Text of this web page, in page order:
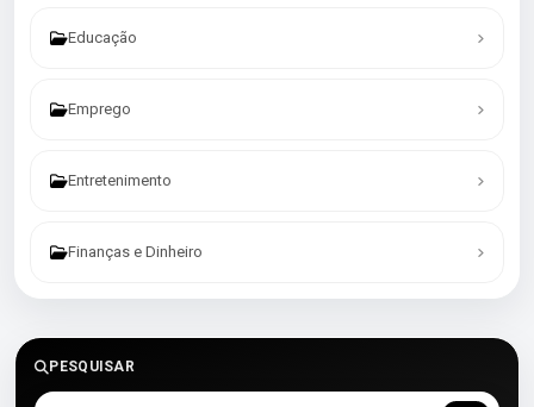
Educação
Emprego
Entretenimento
Finanças e Dinheiro
PESQUISAR